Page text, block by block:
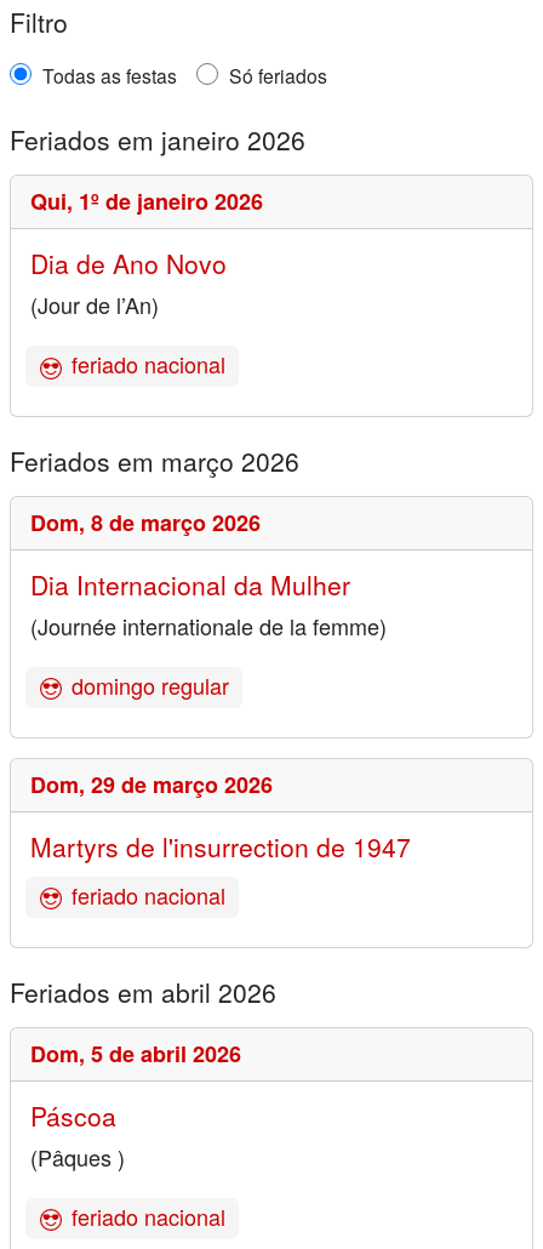
Filtro
Todas as festas Só feriados
Feriados em janeiro 2026
Qui, 1º de janeiro 2026
Dia de Ano Novo
(Jour de l’An)
feriado nacional
Feriados em março 2026
Dom, 8 de março 2026
Dia Internacional da Mulher
(Journée internationale de la femme)
domingo regular
Dom, 29 de março 2026
Martyrs de l'insurrection de 1947
feriado nacional
Feriados em abril 2026
Dom, 5 de abril 2026
Páscoa
(Pâques )
feriado nacional